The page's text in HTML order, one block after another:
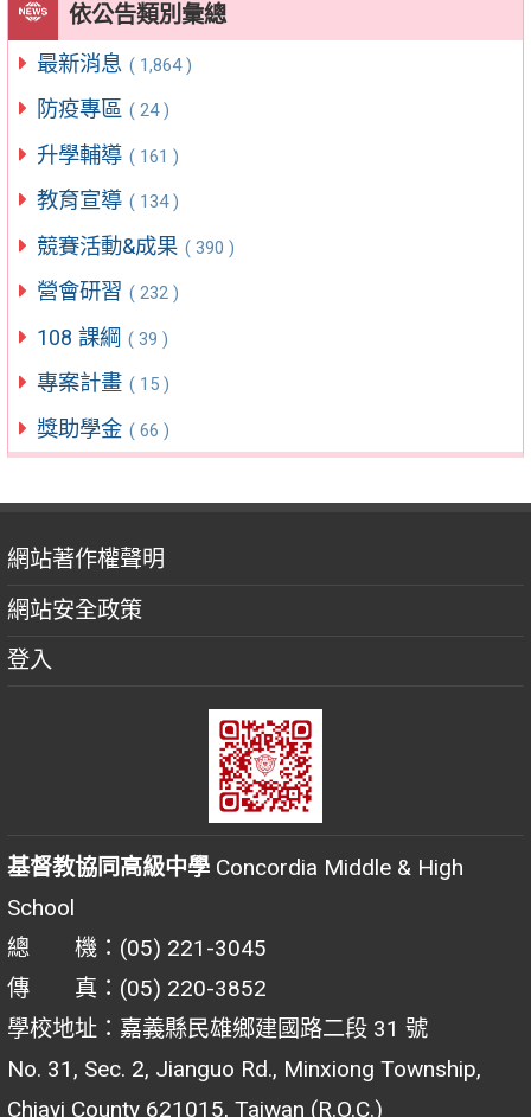
依公告類別彙總
最新消息 ( 1,864 )
防疫專區 ( 24 )
升學輔導 ( 161 )
教育宣導 ( 134 )
競賽活動&成果 ( 390 )
營會研習 ( 232 )
108 課綱 ( 39 )
專案計畫 ( 15 )
獎助學金 ( 66 )
網站著作權聲明
網站安全政策
登入
基督教協同高級中學 Concordia Middle & High
School
總 機：(05) 221-3045
傳 真：(05) 220-3852
學校地址：嘉義縣民雄鄉建國路二段 31 號
No. 31, Sec. 2, Jianguo Rd., Minxiong Township,
Chiayi County 621015, Taiwan (R.O.C.)